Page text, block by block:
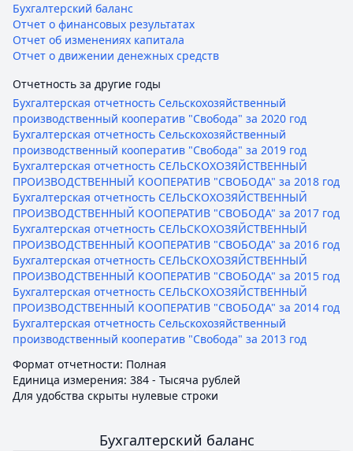
Бухгалтерский баланс
Отчет о финансовых результатах
Отчет об изменениях капитала
Отчет о движении денежных средств
Отчетность за другие годы
Бухгалтерская отчетность Сельскохозяйственный
производственный кооператив "Свобода" за 2020 год
Бухгалтерская отчетность Сельскохозяйственный
производственный кооператив "Свобода" за 2019 год
Бухгалтерская отчетность СЕЛЬСКОХОЗЯЙСТВЕННЫЙ
ПРОИЗВОДСТВЕННЫЙ КООПЕРАТИВ "СВОБОДА" за 2018 год
Бухгалтерская отчетность СЕЛЬСКОХОЗЯЙСТВЕННЫЙ
ПРОИЗВОДСТВЕННЫЙ КООПЕРАТИВ "СВОБОДА" за 2017 год
Бухгалтерская отчетность СЕЛЬСКОХОЗЯЙСТВЕННЫЙ
ПРОИЗВОДСТВЕННЫЙ КООПЕРАТИВ "СВОБОДА" за 2016 год
Бухгалтерская отчетность СЕЛЬСКОХОЗЯЙСТВЕННЫЙ
ПРОИЗВОДСТВЕННЫЙ КООПЕРАТИВ "СВОБОДА" за 2015 год
Бухгалтерская отчетность СЕЛЬСКОХОЗЯЙСТВЕННЫЙ
ПРОИЗВОДСТВЕННЫЙ КООПЕРАТИВ "СВОБОДА" за 2014 год
Бухгалтерская отчетность Сельскохозяйственный
производственный кооператив "Свобода" за 2013 год
Формат отчетности: Полная
Единица измерения: 384 - Тысяча рублей
Для удобства скрыты нулевые строки
Бухгалтерский баланс